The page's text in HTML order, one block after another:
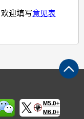
迎填写意见表
M5.0+
M6.0+